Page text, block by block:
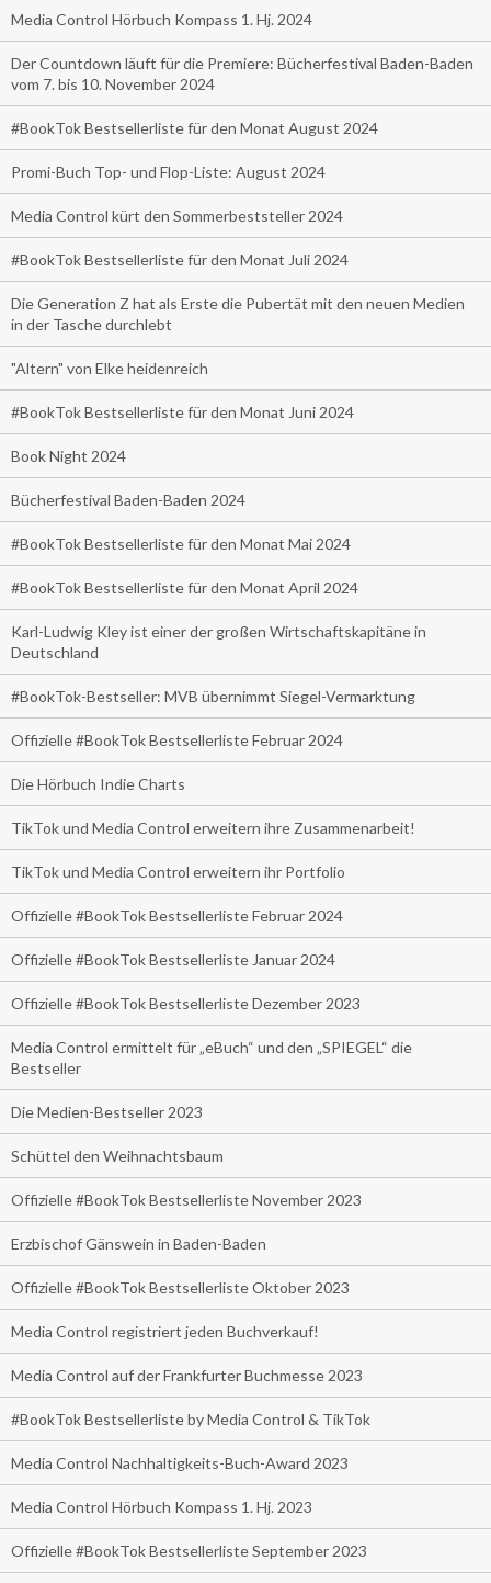
Media Control Hörbuch Kompass 1. Hj. 2024
Der Countdown läuft für die Premiere: Bücherfestival Baden-Baden
vom 7. bis 10. November 2024
#BookTok Bestsellerliste für den Monat August 2024
Promi-Buch Top- und Flop-Liste: August 2024
Media Control kürt den Sommerbeststeller 2024
#BookTok Bestsellerliste für den Monat Juli 2024
Die Generation Z hat als Erste die Pubertät mit den neuen Medien
in der Tasche durchlebt
"Altern" von Elke heidenreich
#BookTok Bestsellerliste für den Monat Juni 2024
Book Night 2024
Bücherfestival Baden-Baden 2024
#BookTok Bestsellerliste für den Monat Mai 2024
#BookTok Bestsellerliste für den Monat April 2024
Karl-Ludwig Kley ist einer der großen Wirtschaftskapitäne in
Deutschland
#BookTok-Bestseller: MVB übernimmt Siegel-Vermarktung
Offizielle #BookTok Bestsellerliste Februar 2024
Die Hörbuch Indie Charts
TikTok und Media Control erweitern ihre Zusammenarbeit!
TikTok und Media Control erweitern ihr Portfolio
Offizielle #BookTok Bestsellerliste Februar 2024
Offizielle #BookTok Bestsellerliste Januar 2024
Offizielle #BookTok Bestsellerliste Dezember 2023
Media Control ermittelt für „eBuch“ und den „SPIEGEL“ die
Bestseller
Die Medien-Bestseller 2023
Schüttel den Weihnachtsbaum
Offizielle #BookTok Bestsellerliste November 2023
Erzbischof Gänswein in Baden-Baden
Offizielle #BookTok Bestsellerliste Oktober 2023
Media Control registriert jeden Buchverkauf!
Media Control auf der Frankfurter Buchmesse 2023
#BookTok Bestsellerliste by Media Control & TikTok
Media Control Nachhaltigkeits-Buch-Award 2023
Media Control Hörbuch Kompass 1. Hj. 2023
Offizielle #BookTok Bestsellerliste September 2023